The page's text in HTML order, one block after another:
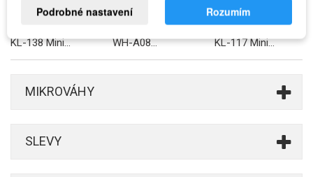
KL-138 Mini... WH-A08... KL-117 Mini...
MIKROVÁHY
SLEVY
Podrobné nastavení Rozumím